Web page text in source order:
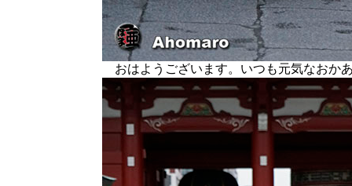
おはようございます。いつも元気なおか